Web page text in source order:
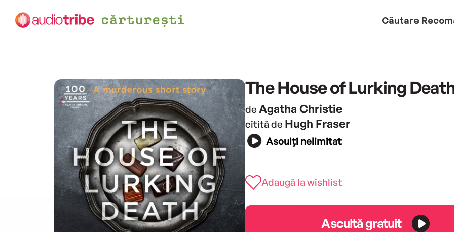
Căutare
The House of Lurking
de Agatha Christie
citită de Hugh Fraser
Asculți nelimitat
Adaugă la wishlist
Ascultă gratuit